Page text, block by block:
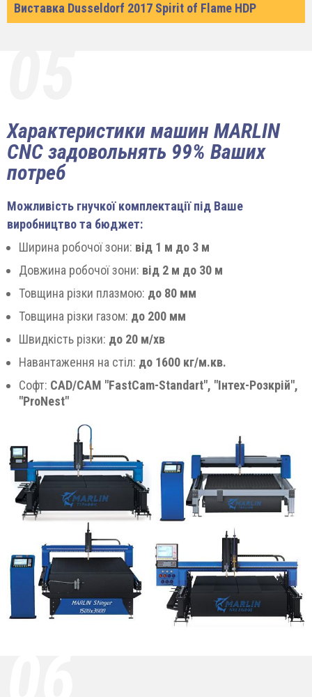
Виставка Dusseldorf 2017 Spirit of Flame HDP
Характеристики машин MARLIN
CNC задовольнять 99% Ваших
потреб
Можливість гнучкої комплектації під Ваше
виробництво та бюджет:
Ширина робочої зони: від 1 м до 3 м
Довжина робочої зони: від 2 м до 30 м
Товщина різки плазмою: до 80 мм
Товщина різки газом: до 200 мм
Швидкість різки: до 20 м/хв
Навантаження на стіл: до 1600 кг/м.кв.
Софт: CAD/CAM "FastCam-Standart", "Інтех-Розкрій",
"ProNest"